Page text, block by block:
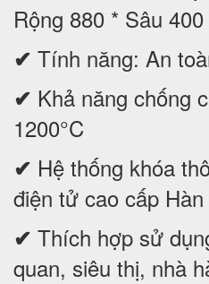
Rộng 880 * Sâu
✔ Tính năng: An
✔ Khả năng chống
1200°C
✔ Hệ thống khóa
điện tử cao cấp
✔ Thích hợp sử
quan, siêu thị, nhà